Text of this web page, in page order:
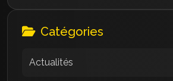
Catégories
Actualités